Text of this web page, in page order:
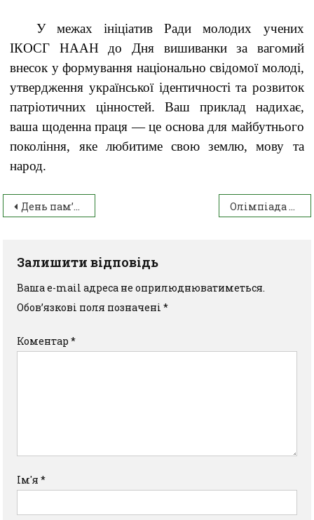
У межах ініціатив Ради молодих учених
ІКОСГ НААН до Дня вишиванки за вагомий
внесок у формування національно свідомої молоді,
утвердження української ідентичності та розвиток
патріотичних цінностей. Ваш приклад надихає,
ваша щоденна праця — це основа для майбутнього
покоління, яке любитиме свою землю, мову та
народ.
День пам’яті жертв політичних репресій Олімпіада з історії України
Залишити відповідь
Ваша e-mail адреса не оприлюднюватиметься.
Обов’язкові поля позначені*
Коментар*
Ім'я*